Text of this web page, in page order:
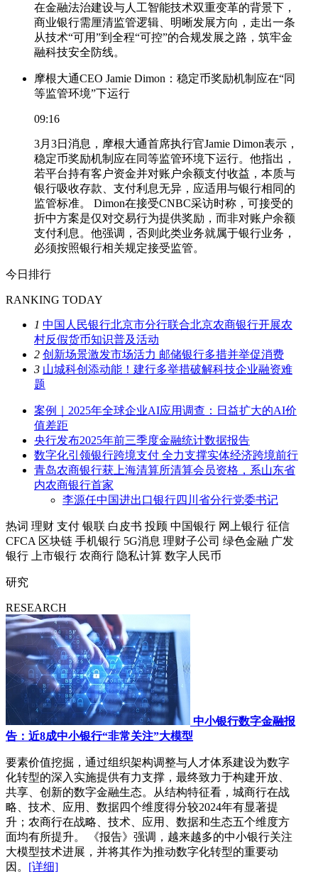
在金融法治建设与人工智能技术双重变革的背景下，
商业银行需厘清监管逻辑、明晰发展方向，走出一条
从技术“可用”到全程“可控”的合规发展之路，筑牢金
融科技安全防线。
摩根大通CEO Jamie Dimon：稳定币奖励机制应在“同
等监管环境”下运行
09:16
3月3日消息，摩根大通首席执行官Jamie Dimon表示，
稳定币奖励机制应在同等监管环境下运行。他指出，
若平台持有客户资金并对账户余额支付收益，本质与
银行吸收存款、支付利息无异，应适用与银行相同的
监管标准。 Dimon在接受CNBC采访时称，可接受的
折中方案是仅对交易行为提供奖励，而非对账户余额
支付利息。他强调，否则此类业务就属于银行业务，
必须按照银行相关规定接受监管。
今日排行
RANKING TODAY
1 中国人民银行北京市分行联合北京农商银行开展农
村反假货币知识普及活动
2 创新场景激发市场活力 邮储银行多措并举促消费
3 山城科创添动能！建行多举措破解科技企业融资难
题
案例｜2025年全球企业AI应用调查：日益扩大的AI价
值差距
央行发布2025年前三季度金融统计数据报告
数字化引领银行跨境支付 全力支撑实体经济跨境前行
青岛农商银行获上海清算所清算会员资格，系山东省
内农商银行首家
李源任中国进出口银行四川省分行党委书记
热词 理财 支付 银联 白皮书 投顾 中国银行 网上银行 征信
CFCA 区块链 手机银行 5G消息 理财子公司 绿色金融 广发
银行
上市银行 农商行 隐私计算 数字人民币
研究
RESEARCH
中小银行数字金融报
告：近8成中小银行“非常关注”大模型
要素价值挖掘，通过组织架构调整与人才体系建设为数字
化转型的深入实施提供有力支撑，最终致力于构建开放、
共享、创新的数字金融生态。从结构特征看，城商行在战
略、技术、应用、数据四个维度得分较2024年有显著提
升；农商行在战略、技术、应用、数据和生态五个维度方
面均有所提升。 《报告》强调，越来越多的中小银行关注
大模型技术进展，并将其作为推动数字化转型的重要动
因。 [详细]